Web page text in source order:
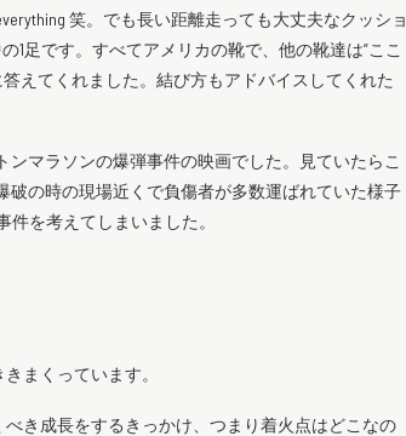
笑。でも長い距離走っても大丈夫なクッショ
1足です。すべてアメリカの靴で、他の靴達は”ここ
えてくれました。結び方もアドバイスしてくれた
ンマラソンの爆弾事件の映画でした。見ていたらこ
破の時の現場近くで負傷者が多数運ばれていた様子
を考えてしまいました。
まくっています。
き成長をするきっかけ、つまり着火点はどこなの